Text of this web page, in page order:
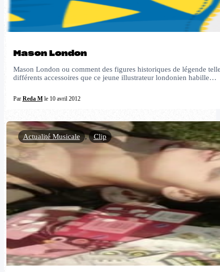
Mason London
Mason London ou comment des figures historiques de légende
différents accessoires que ce jeune illustrateur londonien habille…
Par Reda Mle 10 avril 2012
Actualité Musicale , Clip